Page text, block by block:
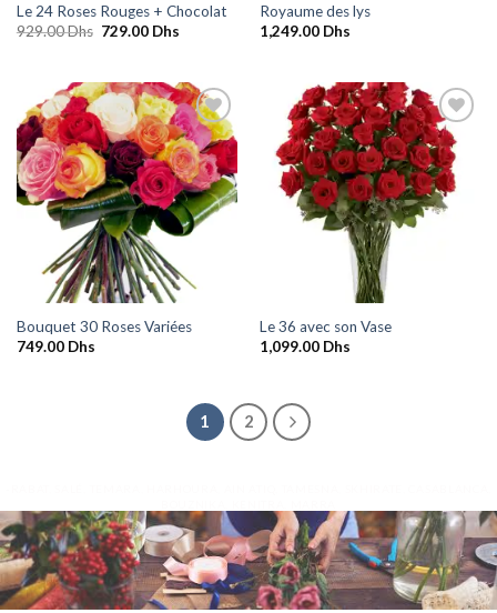
Le 24 Roses Rouges + Chocolat
929.00Dhs Le
929.00 Dhs.
729.00 DhsLe
729.00 Dhs.
Royaume des lys
1,249.00 Dhs
Ajouter
à la
wishlist
Bouquet 30 Roses Variées
749.00 Dhs
Ajouter
à la
wishlist
Le 36 avec son Vase
1,099.00 Dhs
1 2